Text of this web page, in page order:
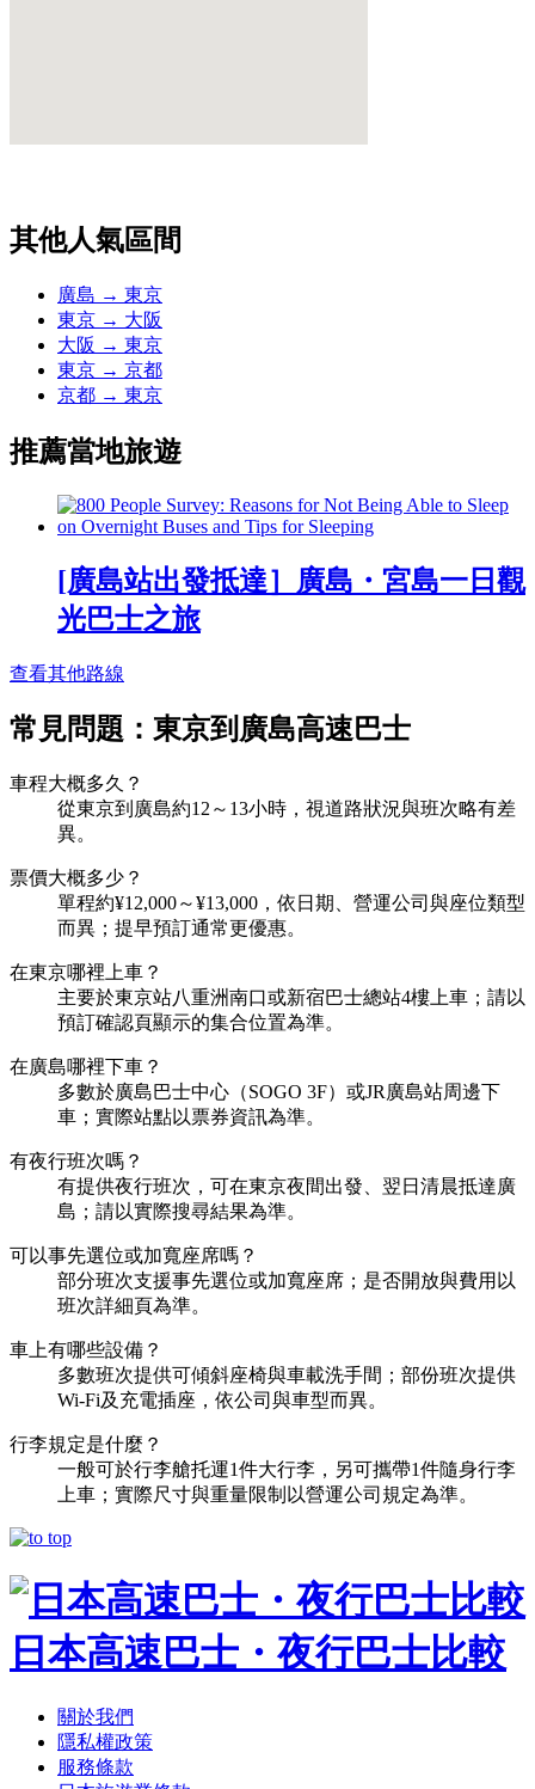
其他人氣區間
廣島 → 東京
東京 → 大阪
大阪 → 東京
東京 → 京都
京都 → 東京
推薦當地旅遊
[廣島站出發抵達］廣島・宮島一日觀
光巴士之旅
查看其他路線
常見問題：東京到廣島高速巴士
車程大概多久？
從東京到廣島約12～13小時，視道路狀況與班次略有差
異。
票價大概多少？
單程約¥12,000～¥13,000，依日期、營運公司與座位類型
而異；提早預訂通常更優惠。
在東京哪裡上車？
主要於東京站八重洲南口或新宿巴士總站4樓上車；請以
預訂確認頁顯示的集合位置為準。
在廣島哪裡下車？
多數於廣島巴士中心（SOGO 3F）或JR廣島站周邊下
車；實際站點以票券資訊為準。
有夜行班次嗎？
有提供夜行班次，可在東京夜間出發、翌日清晨抵達廣
島；請以實際搜尋結果為準。
可以事先選位或加寬座席嗎？
部分班次支援事先選位或加寬座席；是否開放與費用以
班次詳細頁為準。
車上有哪些設備？
多數班次提供可傾斜座椅與車載洗手間；部份班次提供
Wi-Fi及充電插座，依公司與車型而異。
行李規定是什麼？
一般可於行李艙托運1件大行李，另可攜帶1件隨身行李
上車；實際尺寸與重量限制以營運公司規定為準。
日本高速巴士・夜行巴士比較
關於我們
隱私權政策
服務條款